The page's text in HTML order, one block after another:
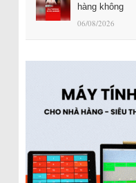
hàng không
06/08/2026